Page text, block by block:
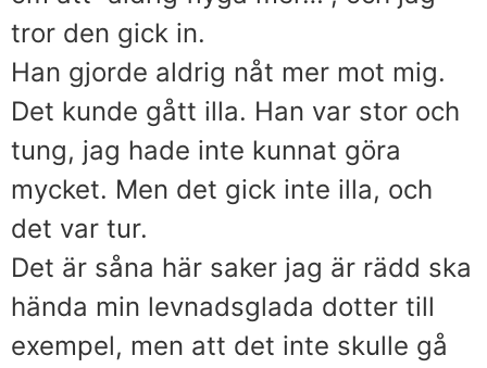
tror den gick in.
Han gjorde aldrig nåt mer mot mig.
Det kunde gått illa. Han var stor och
tung, jag hade inte kunnat göra
mycket. Men det gick inte illa, och
det var tur.
Det är såna här saker jag är rädd ska
hända min levnadsglada dotter till
exempel, men att det inte skulle gå